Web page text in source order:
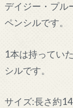
デイジー・プル
ペンシルです。
1本は持ってい
シルです。
サイズ:長さ約